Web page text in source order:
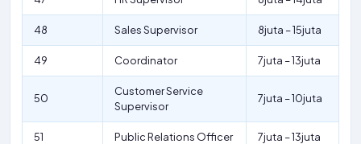
48 Sales Supervisor 8juta – 15juta
49 Coordinator 7juta – 13juta
50
Customer Service
Supervisor
7juta – 10juta
51 Public Relations Officer 7juta – 13juta